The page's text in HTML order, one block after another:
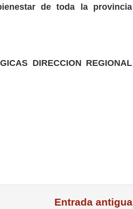
de toda la provincia
DIRECCION REGIONAL
Entrada antigua